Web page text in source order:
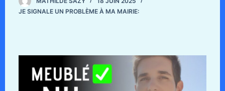
JE SIGNALE UN PROBLÈME À MA MAIRIE: